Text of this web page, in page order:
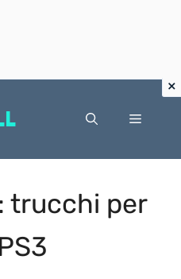
Menu
trucchi per